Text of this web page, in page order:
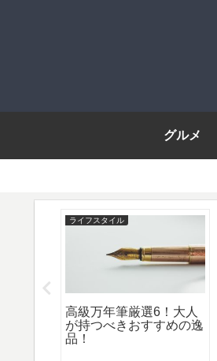
グルメ
ライフスタイル
高級万年筆厳選6！大人
が持つべきおすすめの逸
品！